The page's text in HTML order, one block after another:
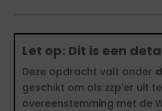
Let op: Dit is een
Deze opdracht valt onder
geschikt om als zzp'er uit
overeenstemming met de